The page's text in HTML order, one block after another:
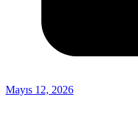
Mayıs 12, 2026